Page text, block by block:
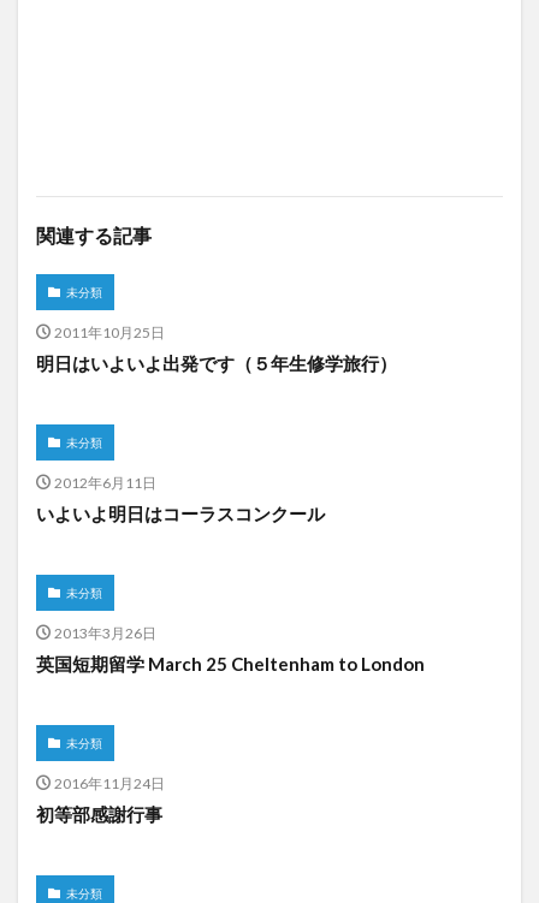
関連する記事
未分類
2011年10月25日
明日はいよいよ出発です（５年生修学旅行）
未分類
2012年6月11日
いよいよ明日はコーラスコンクール
未分類
2013年3月26日
英国短期留学 March 25 Cheltenham to London
未分類
2016年11月24日
初等部感謝行事
未分類